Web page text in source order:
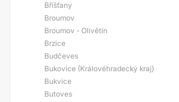
Bříšťany
Broumov
Broumov - Olivětín
Brzice
Budčeves
Bukovice (Královéhradecký kraj)
Bukvice
Butoves